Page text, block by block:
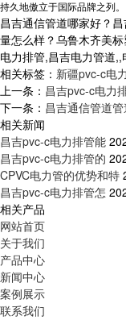
持久地傲立于国际品牌之列。
昌吉通信管道哪家好？
量怎么样？乌鲁木齐美
电力排管,昌吉电力管道
相关标签： 新疆pvc-c电
上一条： 昌吉pvc-c电力
下一条： 昌吉通信管道
相关新闻
昌吉pvc-c电力排管能
昌吉pvc-c电力排管的
CPVC电力管的优势和特
昌吉pvc-c电力排管怎
相关产品
网站首页
关于我们
产品中心
新闻中心
案例展示
联系我们